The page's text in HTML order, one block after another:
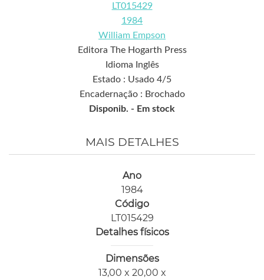
LT015429
1984
William Empson
Editora The Hogarth Press
Idioma Inglês
Estado : Usado 4/5
Encadernação : Brochado
Disponib. - Em stock
MAIS DETALHES
Ano
1984
Código
LT015429
Detalhes físicos
Dimensões
13,00 x 20,00 x